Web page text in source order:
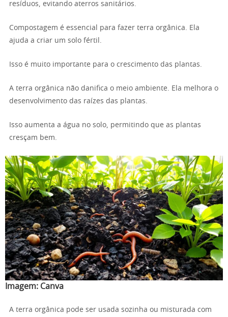
resíduos, evitando aterros sanitários.
Compostagem é essencial para fazer terra orgânica. Ela
ajuda a criar um solo fértil.
Isso é muito importante para o crescimento das plantas.
A terra orgânica não danifica o meio ambiente. Ela melhora o
desenvolvimento das raízes das plantas.
Isso aumenta a água no solo, permitindo que as plantas
cresçam bem.
Imagem: Canva
A terra orgânica pode ser usada sozinha ou misturada com